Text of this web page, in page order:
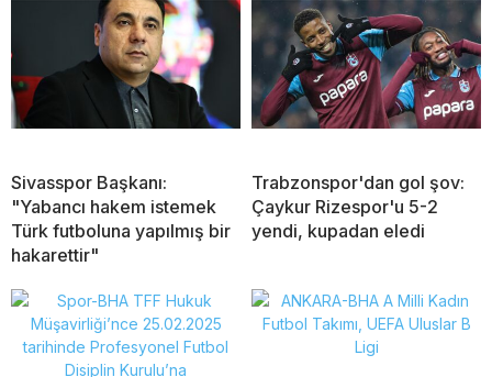
Sivasspor Başkanı:
"Yabancı hakem istemek
Türk futboluna yapılmış bir
hakarettir"
Trabzonspor'dan gol şov:
Çaykur Rizespor'u 5-2
yendi, kupadan eledi